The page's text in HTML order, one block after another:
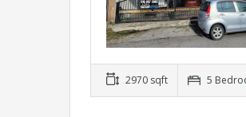
2970 sqft 5